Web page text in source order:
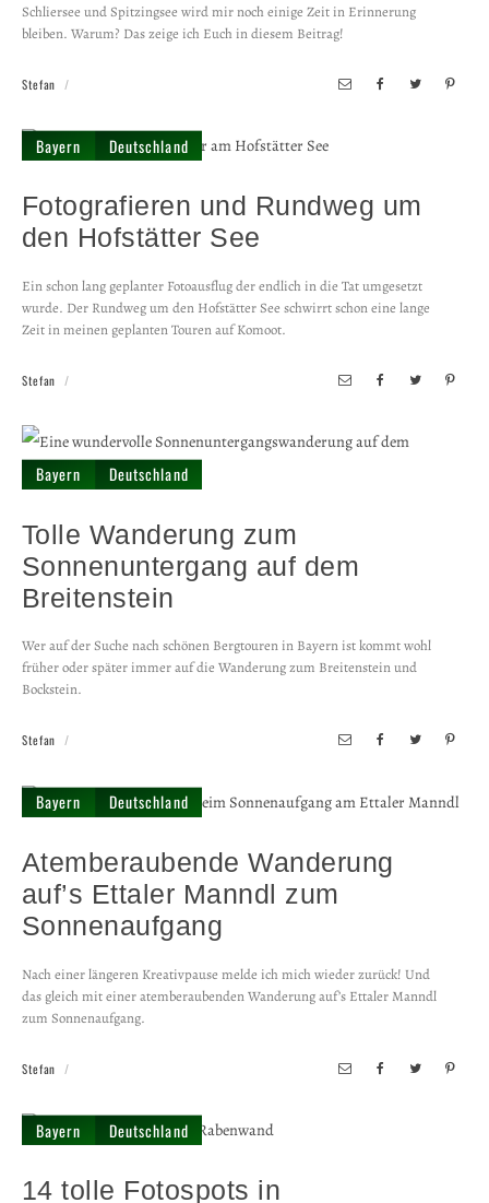
Schliersee und Spitzingsee wird mir noch einige Zeit in Erinnerung
bleiben. Warum? Das zeige ich Euch in diesem Beitrag!
Stefan
Bayern Deutschland
Fotografieren und Rundweg um
den Hofstätter See
Ein schon lang geplanter Fotoausflug der endlich in die Tat umgesetzt
wurde. Der Rundweg um den Hofstätter See schwirrt schon eine lange
Zeit in meinen geplanten Touren auf Komoot.
Stefan
Bayern Deutschland
Tolle Wanderung zum
Sonnenuntergang auf dem
Breitenstein
Wer auf der Suche nach schönen Bergtouren in Bayern ist kommt wohl
früher oder später immer auf die Wanderung zum Breitenstein und
Bockstein.
Stefan
Bayern Deutschland
Atemberaubende Wanderung
auf’s Ettaler Manndl zum
Sonnenaufgang
Nach einer längeren Kreativpause melde ich mich wieder zurück! Und
das gleich mit einer atemberaubenden Wanderung auf’s Ettaler Manndl
zum Sonnenaufgang.
Stefan
Bayern Deutschland
14 tolle Fotospots in